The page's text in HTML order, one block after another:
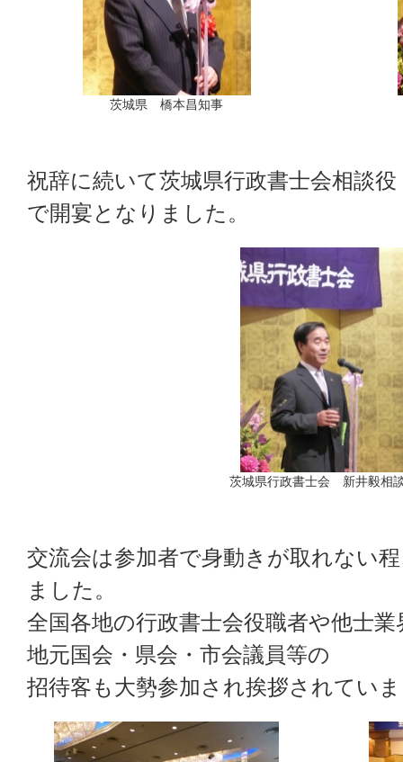
茨城県 橋本昌知事
祝辞に続いて茨城県行政書士会相談
で開宴となりました。
茨城県行政書士会 新井毅相
交流会は参加者で身動きが取れない
ました。
全国各地の行政書士会役職者や他士
地元国会・県会・市会議員等の
招待客も大勢参加され挨拶されてい